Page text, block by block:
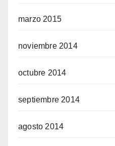
marzo 2015
noviembre 2014
octubre 2014
septiembre 2014
agosto 2014